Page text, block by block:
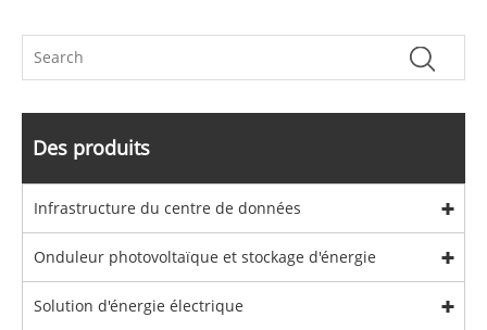
Des produits
Infrastructure du centre de données
Onduleur photovoltaïque et stockage d'énergie
Solution d'énergie électrique